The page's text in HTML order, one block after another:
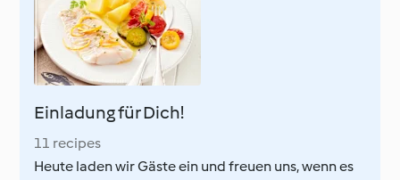
Einladung für Dich!
11 recipes
Heute laden wir Gäste ein und freuen uns, wenn es